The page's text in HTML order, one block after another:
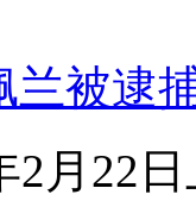
兰被逮
2月22